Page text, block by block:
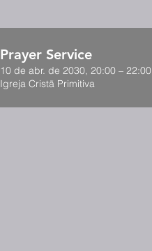
Prayer Service
10 de abr. de 2030, 20:00 – 22:00
Igreja Cristã Primitiva